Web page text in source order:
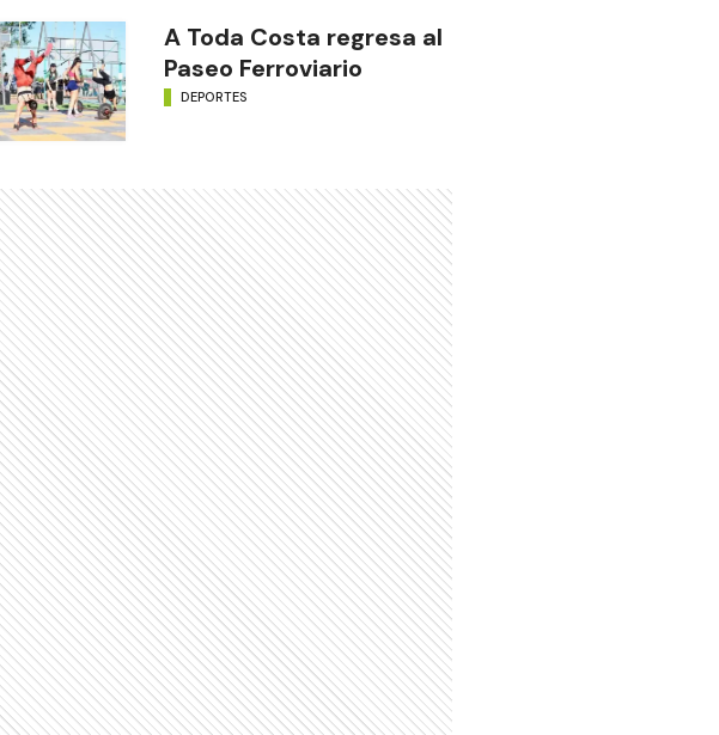
A Toda Costa regresa al
Paseo Ferroviario
DEPORTES